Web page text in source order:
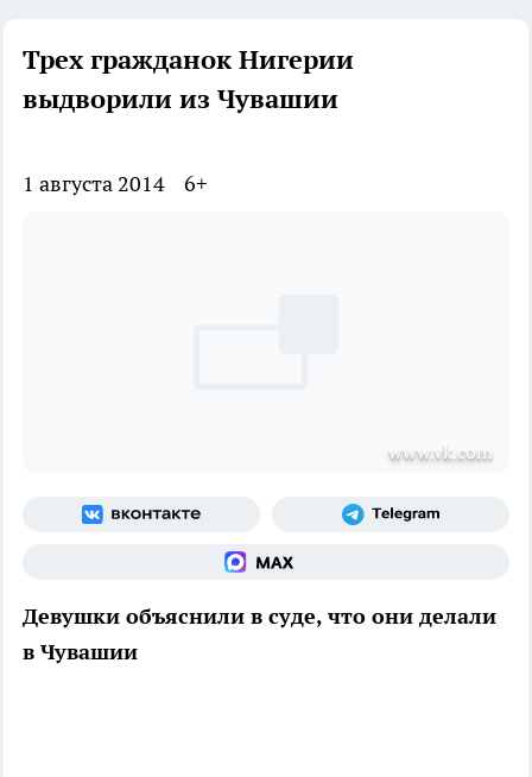
Трех гражданок Нигерии
выдворили из Чувашии
1 августа 2014 6+
www.vk.com
Девушки объяснили в суде, что они делали
в Чувашии